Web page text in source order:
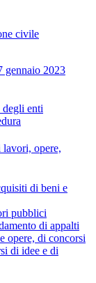
civile
gennaio 2023
enti
opere,
di beni e
pubblici
di appalti
opere, di concorsi
di idee e di